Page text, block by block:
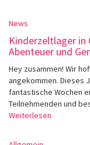
News
Kinderzeltlager in
Abenteuer und
Hey zusammen! Wir
angekommen. Dieses
fantastische Wochen
Teilnehmenden und
Weiterlesen